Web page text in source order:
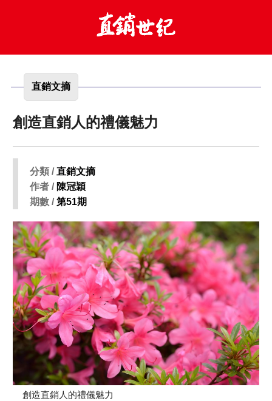
直銷文摘
創造直銷人的禮儀魅力
分類 /直銷文摘
作者 / 陳冠穎
期數 /第51期
創造直銷人的禮儀魅力